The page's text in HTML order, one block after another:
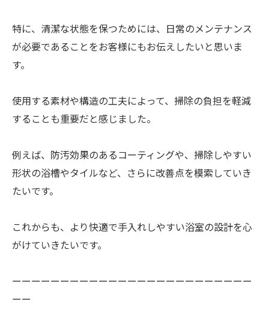
特に、清潔な状態を保つためには、日常のメンテナンス
が必要であることをお客様にもお伝えしたいと思いま
す。
使用する素材や構造の工夫によって、掃除の負担を軽減
することも重要だと感じました。
例えば、防汚効果のあるコーティングや、掃除しやすい
形状の浴槽やタイルなど、さらに改善点を模索していき
たいです。
これからも、より快適で手入れしやすい浴室の設計を心
がけていきたいです。
ーーーーーーーーーーーーーーーーーーーーーーーーー
ーー